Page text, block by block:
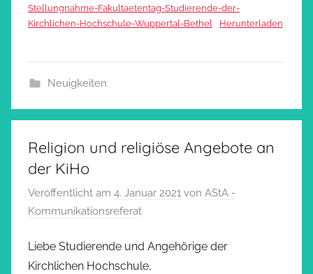
Stellungnahme-Fakultaetentag-Studierende-der-
Kirchlichen-Hochschule-Wuppertal-Bethel
Herunterladen
Neuigkeiten
Religion und religiöse Angebote an
der KiHo
Veröffentlicht am 4. Januar 2021 von AStA -
Kommunikationsreferat
Liebe Studierende und Angehörige der
Kirchlichen Hochschule,